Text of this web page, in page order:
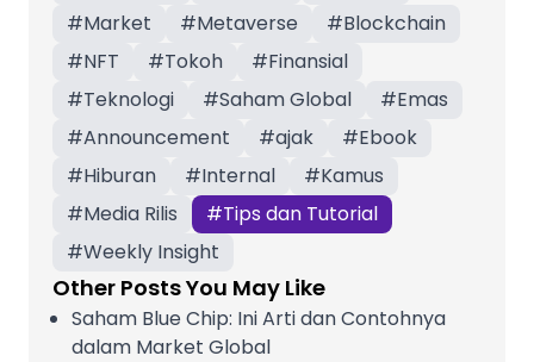
#Market #Metaverse #Blockchain
#NFT #Tokoh #Finansial
#Teknologi #Saham Global #Emas
#Announcement #ajak #Ebook
#Hiburan #Internal #Kamus
#Media Rilis #Tips dan Tutorial
#Weekly Insight
Other Posts You May Like
Saham Blue Chip: Ini Arti dan Contohnya
dalam Market Global